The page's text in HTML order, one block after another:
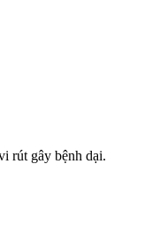
rút gây bệnh dại.